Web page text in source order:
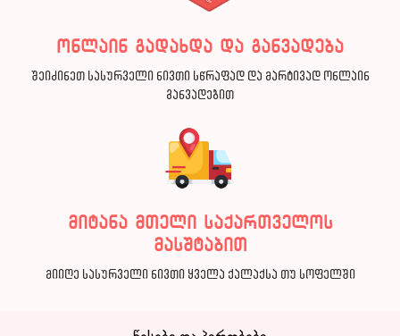
ონლაინ გადახდა და განვადება
შეიძინეთ სასურველი ნივთი სწრაფად და მარტივად ონლაინ
განვადებით
მიტანა მთელი საქართველოს
მასშტაბით
მიიღე სასურველი ნივთი ყველა ქალაქსა თუ სოფელში